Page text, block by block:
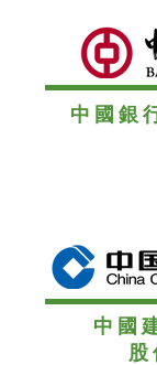
中國銀
中國
股